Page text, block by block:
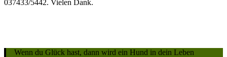
037433/5442. Vielen Dank.
Wenn du Glück hast, dann wird ein Hund in dein Leben